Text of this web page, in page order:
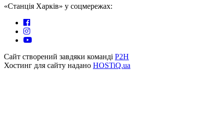
«Станція Харків» у соцмережах:
Сайт створений завдяки команді P2H
Хостинг для сайту надано HOSTiQ.ua